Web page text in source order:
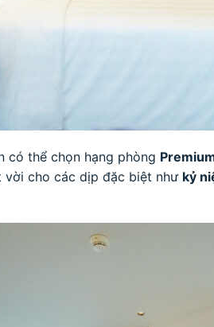
có thể chọn hạng phòng
vời cho các dịp đặc biệt như kỷ